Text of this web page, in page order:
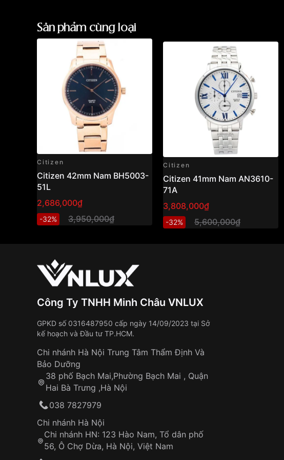
Sản phẩm cùng loại
Citizen
Citizen 42mm Nam BH5003-
51L
2,686,000₫
-32% 3,950,000₫
Citizen
Citizen 41mm Nam AN3610-
71A
3,808,000₫
-32% 5,600,000₫
Công Ty TNHH Minh Châu VNLUX
GPKD số 0316487950 cấp ngày 14/09/2023 tại Sở
kế hoạch và Đầu tư TP.HCM.
Chi nhánh Hà Nội Trung Tâm Thẩm Định Và
Bảo Dưỡng
38 phố Bạch Mai,Phường Bạch Mai , Quận
Hai Bà Trưng ,Hà Nội
038 7827979
Chi nhánh Hà Nội
Chi nhánh HN: 123 Hào Nam, Tổ dân phố
56, Ô Chợ Dừa, Hà Nội, Việt Nam